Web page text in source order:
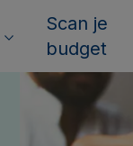
Scan je
budget